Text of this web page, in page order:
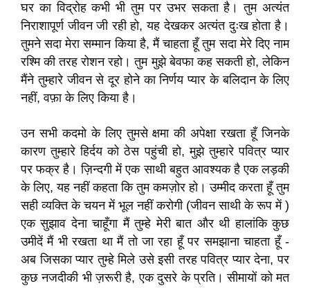
घर का विद्रोह कभी भी तुम पर उभर सकता है। तुम अत्यंत
निराशापूर्ण जीवन जी रही हो, यह देखकर अत्यंत दुःख होता है।
तुमने सदा मेरा सम्मान किया है, मैं चाहता हूँ तुम सदा मेरे दिए नाम
रश्मि की तरह रोशन रहो। तुम मुझे बेवफा कह सकती हो, लेकिन
मैंने तुम्हारे जीवन से दूर होने का निर्णय प्यार के बलिदान के लिए
नहीं, वफ़ा के लिए किया है।
उन सभी कदमो के लिए तुमसे क्षमा की अपेक्षा रखता हूँ जिनके
कारण तुम्हारे हिर्दय को ठेस पहुंची हो, मुझे तुम्हारे पवित्र प्यार
पर फक्र है। ज़िन्दगी में एक साथी बहुत आवश्यक है एक लड़की
के लिए, यह नहीं कहता कि तुम कमज़ोर हो। उम्मीद करता हूँ तुम
सही व्यक्ति के चयन में भूल नहीं करोगी (जीवन साथी के रूप में )
एक सुझाव देना चाहूँगा मैं तुम्हे मेरी बात और थी हालांकि कुछ
उमीदें मैं भी रखता था मैं तो जा रहा हूँ पर समझाना चाहता हूँ -
अब जिसका प्यार तुम्हे मिले उसे इसी तरह पवित्र प्यार देना, पर
कुछ नजदीकी भी ज़रूरी है, एक दुसरे के प्रति। सीमायों को मत